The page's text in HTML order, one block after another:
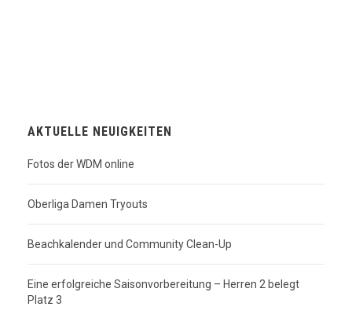
AKTUELLE NEUIGKEITEN
Fotos der WDM online
Oberliga Damen Tryouts
Beachkalender und Community Clean-Up
Eine erfolgreiche Saisonvorbereitung – Herren 2 belegt
Platz 3